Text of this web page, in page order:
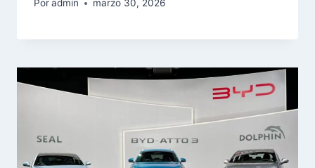
Poradmin marzo 30, 2026